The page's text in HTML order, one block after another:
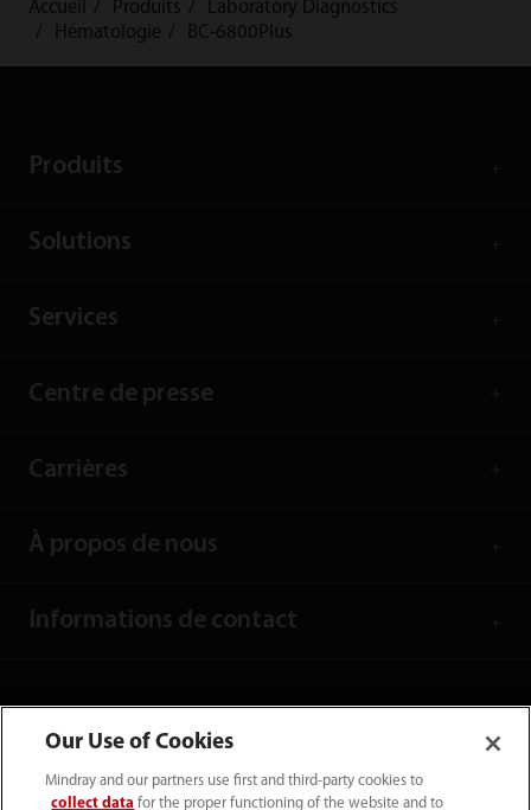
Accueil Produits
Laboratory Diagnostics
Hématologie
BC-6800Plus
Produits
Solutions
Services
Centre de presse
Carrières
À propos de nous
Informations de contact
Our Use of Cookies
Mindray and our partners use first and third-party cookies to
collect data for the proper functioning of the website and to